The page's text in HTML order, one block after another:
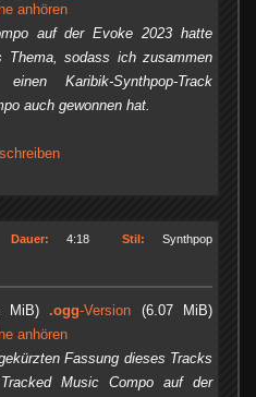
anhören
auf der Evoke 2023 hatte
Thema, sodass ich zusammen
Karibik-Synthpop-Track
auch gewonnen hat.
Dauer: 4:18 Stil:
Synthpop
MiB).ogg-Version (6.07 MiB)
anhören
Fassung dieses Tracks
Music Compo auf der